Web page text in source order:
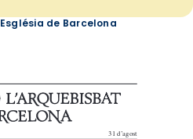
Església de Barcelona